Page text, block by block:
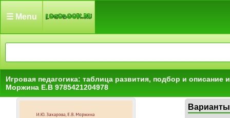
☰ Menu
Игровая педагогика: таблица развития, подбор и описание
Моржина Е.В 9785421204978